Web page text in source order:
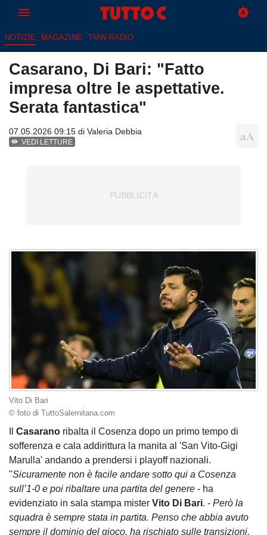
NOTIZIE MAGAZINE TMW RADIO
Casarano, Di Bari: "Fatto
impresa oltre le aspettative.
Serata fantastica"
07.05.2026 09:15 di Valeria Debbia
VEDI LETTURE
Vito Di Bari
© foto di TuttoSalernitana.com
Casarano ribalta il Cosenza dopo un primo tempo di
sofferenza e cala addirittura la manita al 'San Vito-Gigi
Marulla' andando a prendersi i playoff nazionali.
"Sicuramente non è facile andare sotto qui a Cosenza
sull’1-0 e poi ribaltare una partita del genere - ha
evidenziato in sala stampa mister Vito Di Bari. - Però la
squadra è sempre stata in partita. Penso che abbia avuto
sempre il dominio del gioco, ha rischiato sulle transizioni,